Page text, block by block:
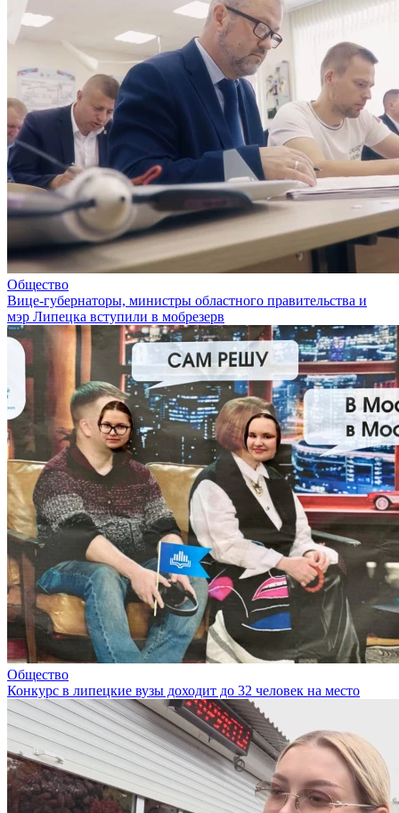
Общество
Вице-губернаторы, министры областного правительства и
мэр Липецка вступили в мобрезерв
Общество
Конкурс в липецкие вузы доходит до 32 человек на место